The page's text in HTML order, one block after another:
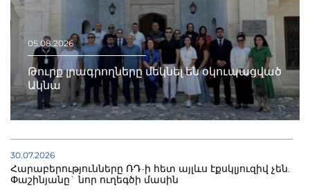
05.08.2026
Թուրք լրագրողները մեկնել են օկուպացված
Ակնա
30.07.2026
Հարաբերությունները ՌԴ-ի հետ այլևս էքսկլյուզիվ չեն.
Փաշինյանը` նոր ուղեգծի մասին